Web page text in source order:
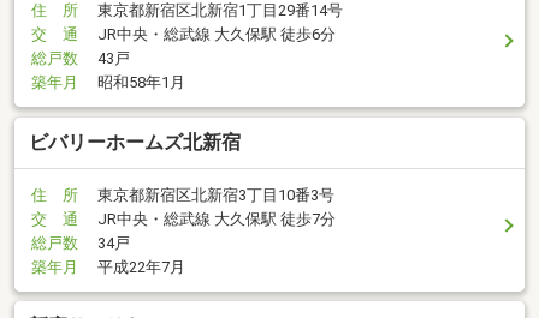
住 所
東京都新宿区北新宿1丁目29番14号
交 通
JR中央・総武線 大久保駅 徒歩6分
総戸数
43戸
築年月
昭和58年1月
ビバリーホームズ北新宿
住 所
東京都新宿区北新宿3丁目10番3号
交 通
JR中央・総武線 大久保駅 徒歩7分
総戸数
34戸
築年月
平成22年7月